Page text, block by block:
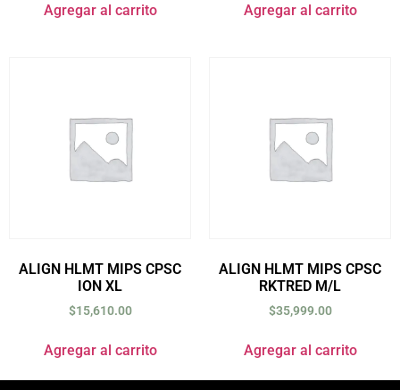
Agregar al carrito Agregar al carrito
ALIGN HLMT MIPS CPSC
ION XL
$15,610.00
Agregar al carrito
ALIGN HLMT MIPS CPSC
RKTRED M/L
$35,999.00
Agregar al carrito